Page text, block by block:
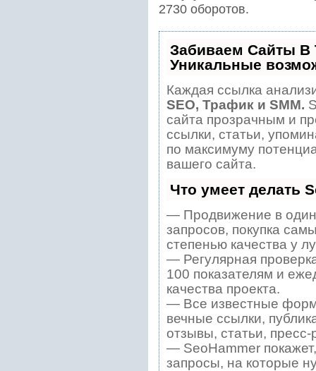
2730 оборотов.
Забиваем Сайты
Уникальные
Каждая ссылка
SEO, Трафик и SMM.
сайта прозрачным и
ссылки, статьи,
по максимуму
вашего сайта.
Что умеет делать
— Продвижение в один
запросов, покупка
степенью качества у
— Регулярная
100 показателям и
качества проекта.
— Все известные
вечные ссылки,
отзывы, статьи,
— SeoHammer
запросы, на которые